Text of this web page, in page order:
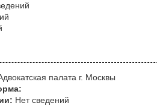
палата г. Москвы
Нет сведений